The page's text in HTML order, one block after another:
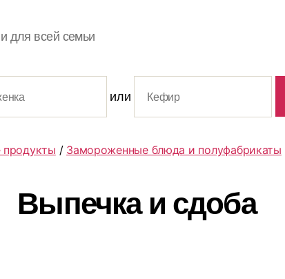
для всей семьи
или
/ Замороженные блюда и полуфабрикаты
Выпечка и сдоба